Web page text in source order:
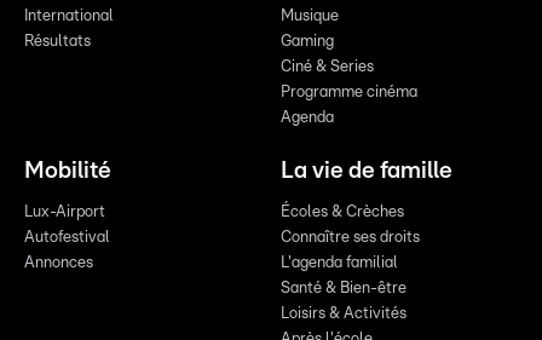
International
Résultats
Musique
Gaming
Ciné & Series
Programme cinéma
Agenda
Mobilité
Lux-Airport
Autofestival
Annonces
La vie de famille
Écoles & Crèches
Connaître ses droits
L'agenda familial
Santé & Bien-être
Loisirs & Activités